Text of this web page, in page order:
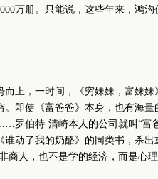
万册。只能说，这些年来，鸿
上，一时间，《穷妹妹，富妹妹
即使《富爸爸》本身，也有海量
伯特·清崎本人的公司就叫“富爸
动了我的奶酪》的同类书，杀出
商人，也不是学的经济，而是心